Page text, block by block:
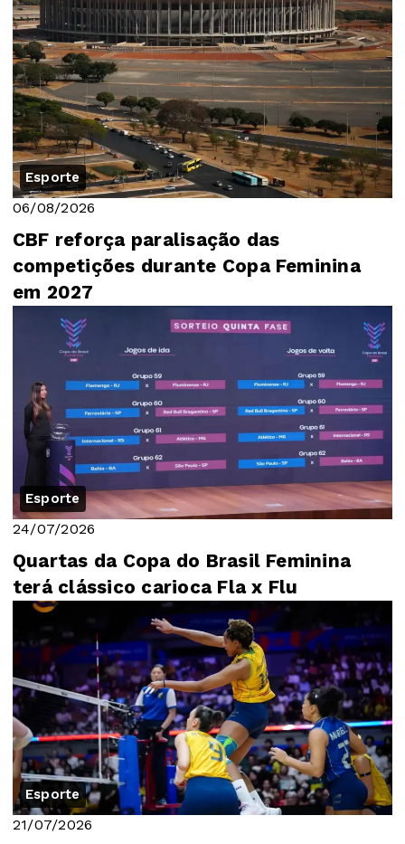
Esporte
06/08/2026
CBF reforça paralisação das
competições durante Copa Feminina
em 2027
Esporte
24/07/2026
Quartas da Copa do Brasil Feminina
terá clássico carioca Fla x Flu
Esporte
21/07/2026